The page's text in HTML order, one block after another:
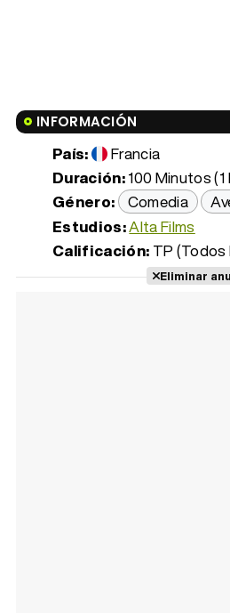
INFORMACIÓN
País:
Francia
Duración:100 Minutos
Género: Comedia
Estudios:Alta Films
Calificación: TP
Eliminar